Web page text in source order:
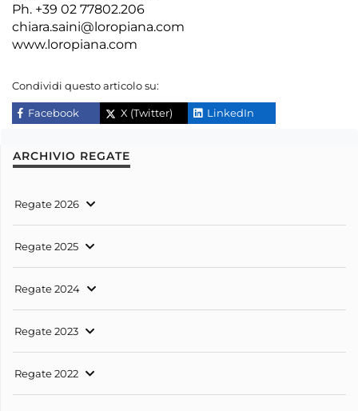
Ph. +39 02 77802.206
chiara.saini@loropiana.com
www.loropiana.com
Condividi questo articolo su:
Facebook X (Twitter) LinkedIn
ARCHIVIO REGATE
Regate 2026
Regate 2025
Regate 2024
Regate 2023
Regate 2022